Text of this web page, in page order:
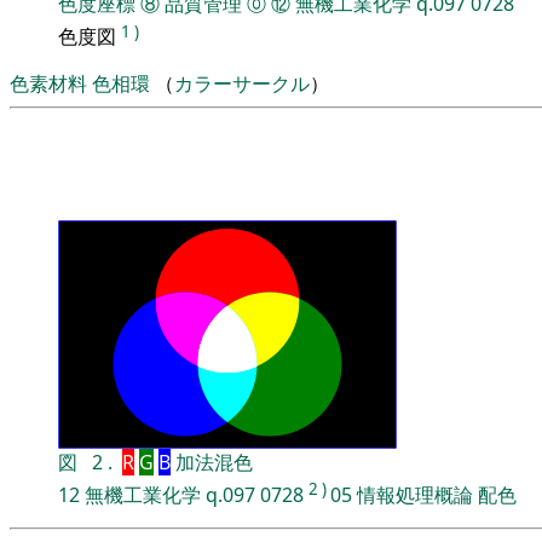
色度図 1 )
色素材料色相環 （カラーサークル）
図 2 . R G B 加法混色
12無機工業化学 q.0970728 2 )05情報処理概論配色